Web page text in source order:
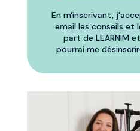
En m'inscrivant,
email les conseils et
part de LEARNIM
pourrai me